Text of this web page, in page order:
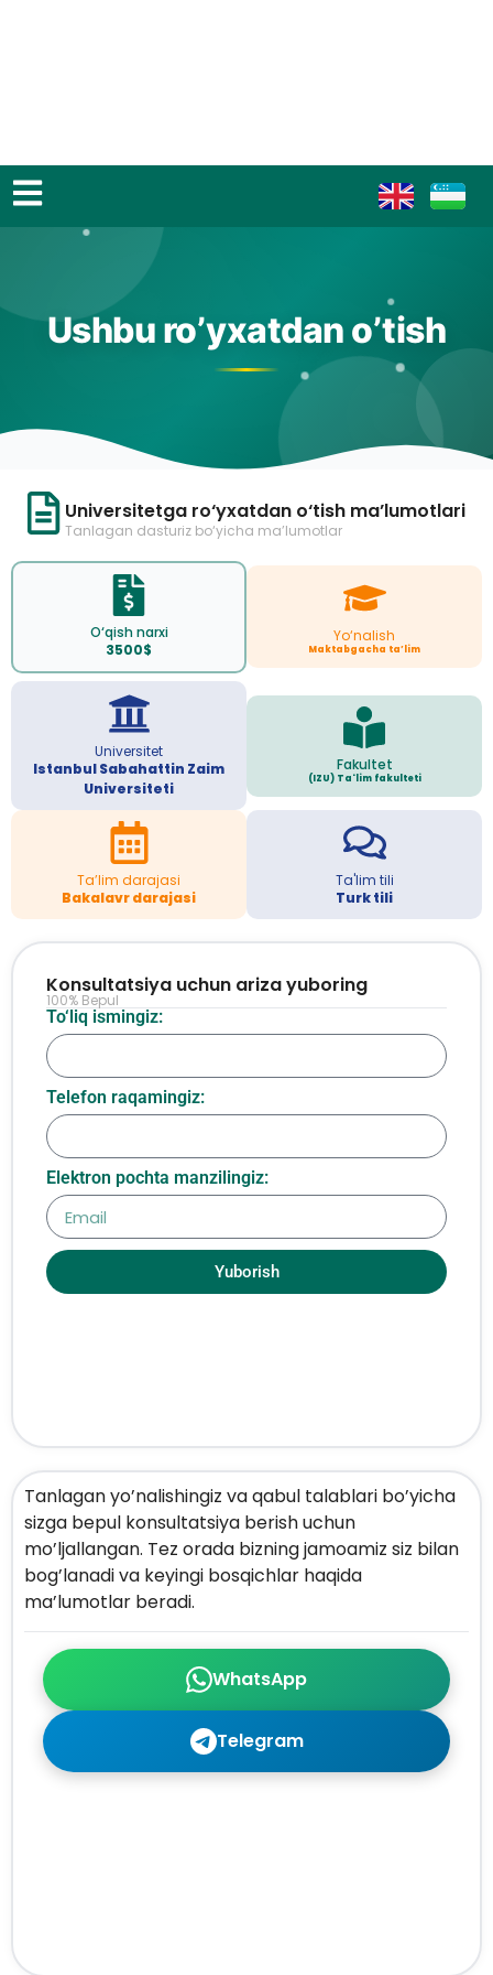
Ushbu ro’yxatdan o’tish
Universitetga ro‘yxatdan o‘tish ma’lumotlari
Tanlagan dasturiz bo‘yicha ma’lumotlar
O‘qish narxi
3500$
Yo‘nalish
Maktabgacha ta’lim
Universitet
Istanbul Sabahattin Zaim
Universiteti
Fakultet
(IZU) Ta'lim fakulteti
Ta’lim darajasi
Bakalavr darajasi
Ta'lim tili
Turk tili
WhatsApp
Telegram
Tanlagan yo’nalishingiz va qabul talablari bo’yicha
sizga bepul konsultatsiya berish uchun
mo’ljallangan. Tez orada bizning jamoamiz siz bilan
bog’lanadi va keyingi bosqichlar haqida
ma’lumotlar beradi.
To‘liq ismingiz:
Telefon raqamingiz:
Elektron pochta manzilingiz:
Yuborish
Konsultatsiya uchun ariza yuboring
100% Bepul